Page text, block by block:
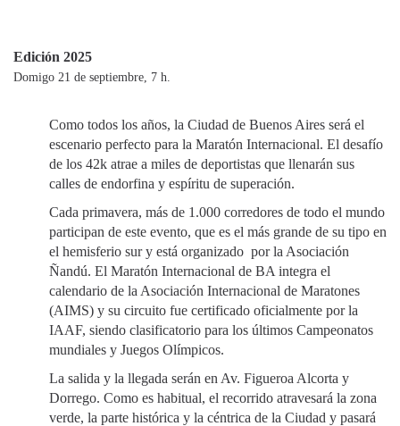
Edición 2025
Domigo 21 de septiembre, 7 h.
Como todos los años, la Ciudad de Buenos Aires será el
escenario perfecto para la Maratón Internacional. El desafío
de los 42k atrae a miles de deportistas que llenarán sus
calles de endorfina y espíritu de superación.
Cada primavera, más de 1.000 corredores de todo el mundo
participan de este evento, que es el más grande de su tipo en
el hemisferio sur y está organizado por la Asociación
Ñandú. El Maratón Internacional de BA integra el
calendario de la Asociación Internacional de Maratones
(AIMS) y su circuito fue certificado oficialmente por la
IAAF, siendo clasificatorio para los últimos Campeonatos
mundiales y Juegos Olímpicos.
La salida y la llegada serán en Av. Figueroa Alcorta y
Dorrego. Como es habitual, el recorrido atravesará la zona
verde, la parte histórica y la céntrica de la Ciudad y pasará